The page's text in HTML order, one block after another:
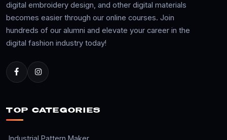
digital embroidery design, and other digital materials
becomes easier through our online courses. Join
hundreds of our alumni and elevate your career in the
digital fashion industry today!
TOP CATEGORIES